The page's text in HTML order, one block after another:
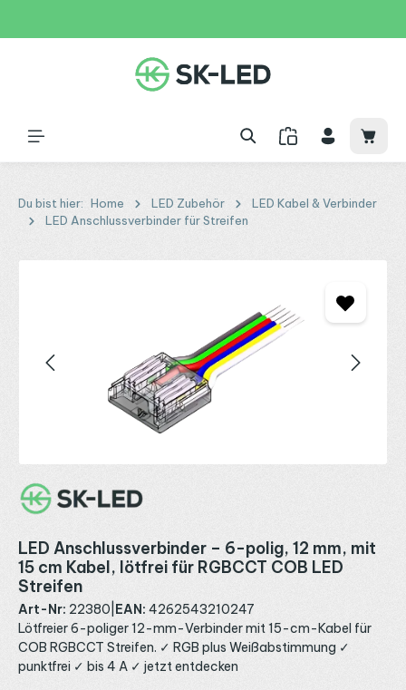
Du bist hier: Home LED Zubehör
LED Kabel & Verbinder
LED Anschlussverbinder für Streifen
LED Anschlussverbinder – 6-polig, 12 mm, mit
15 cm Kabel, lötfrei für RGBCCT COB LED
Streifen
Art-Nr: 22380 EAN: 4262543210247
Lötfreier 6-poliger 12-mm-Verbinder mit 15-cm-Kabel für
COB RGBCCT Streifen. ✓ RGB plus Weißabstimmung ✓
punktfrei ✓ bis 4 A ✓ jetzt entdecken